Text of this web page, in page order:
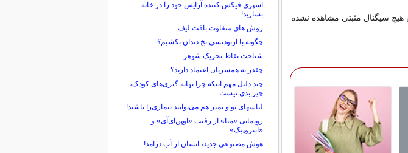
سیگنال مثبتی مشاهده نشده
اسپری فیکس کننده آرایش خود را در خانه
بسازید!
روش های متفاوت بافت لیف
چگونه با ارتودنسی نخ دندان بکشیم؟
شناخت نقاط تحریک شوهر
چقدر به همسرتان اعتماد دارید؟
چند دلیل مهم اینکه چرا بهانه گیری‌های کودک،
چیز بدی نیست
لباس‎های نو و تمیز هم می‌توانند بیماری‌زا باشند!
رونمایی «متا» از رقیب «اوپن‌ای‌آی» و
«آنتروپیک»
هوش مصنوعی جدید، انسان از آب درآمد!